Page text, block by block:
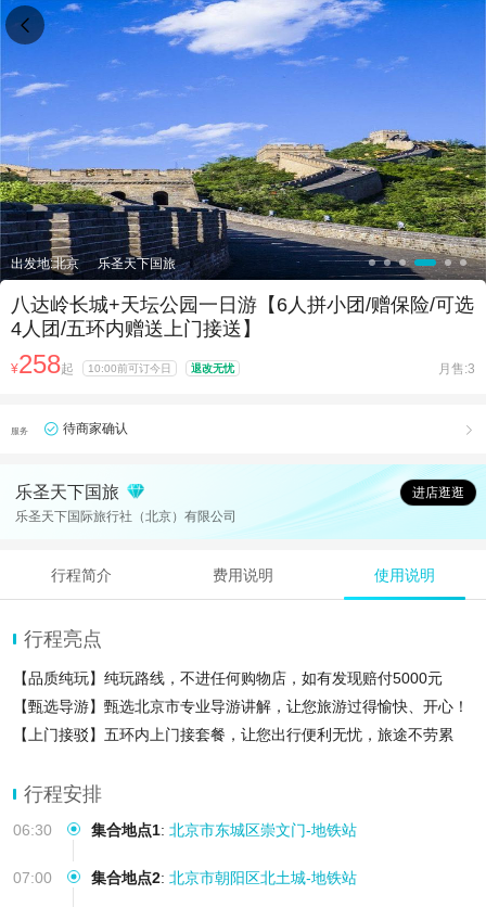
出发地:北京 乐圣天下国旅
八达岭长城+天坛公园一日游【6人拼小团/赠保险/可选
4人团/五环内赠送上门接送】
¥258起 10:00前可订今日 退改无忧 月售:3
服务 待商家确认 
乐圣天下国旅
进店逛逛
乐圣天下国际旅行社（北京）有限公司
行程简介 费用说明 使用说明
行程亮点
【品质纯玩】纯玩路线，不进任何购物店，如有发现赔付5000元
【甄选导游】甄选北京市专业导游讲解，让您旅游过得愉快、开心！
【上门接驳】五环内上门接套餐，让您出行便利无忧，旅途不劳累
行程安排
06:30 集合地点1: 北京市东城区崇文门-地铁站
07:00 集合地点2: 北京市朝阳区北土城-地铁站
